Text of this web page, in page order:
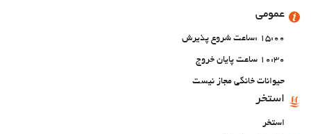
عمومی
15:00 :ساعت شروع پذیرش
10:30 ساعت پایان خروج
حیوانات خانگی مجاز نیست
استخر
استخر